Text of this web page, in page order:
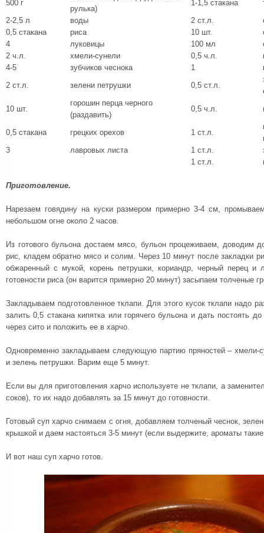
500 г
рулька)
1-1,5 стакана
2-2,5 л
воды 2 ст.л.
0,5 стакана
риса 10 шт.
4
луковицы 100 мл
2 ч.л.
хмели-сунели 0,5 ч.л.
4-5
зубчиков чеснока 1
2 ст.л.
зелени петрушки 0,5 ст.л.
10 шт.
горошин перца черного
(раздавить)
0,5 ч.л.
0,5 стакана грецких орехов 1 ст.л.
3
лавровых листа 1 ст.л.
1 ст.л.
Приготовление.
Нарезаем говядину на куски размером примерно 3-4 см,
небольшом огне около 2 часов.
Из готового бульона достаем мясо, бульон процеживаем, доводим
рис, кладем обратно мясо и солим. Через 10 минут после закладки
обжаренный с мукой, корень петрушки, кориандр, черный перец
готовности риса (он варится примерно 20 минут) засыпаем толченые
Закладываем подготовленное тклапи. Для этого кусок тклапи надо
залить 0,5 стакана кипятка или горячего бульона и дать постоять
через сито и положить ее в харчо.
Одновременно закладываем следующую партию пряностей – хмели-
и зелень петрушки. Варим еще 5 минут.
Если вы для приготовления харчо используете не тклапи, а
соков), то их надо добавлять за 15 минут до готовности.
Готовый суп харчо снимаем с огня, добавляем толченый чеснок,
крышкой и даем настояться 3-5 минут (если выдержите, ароматы
И вот наш суп харчо готов.